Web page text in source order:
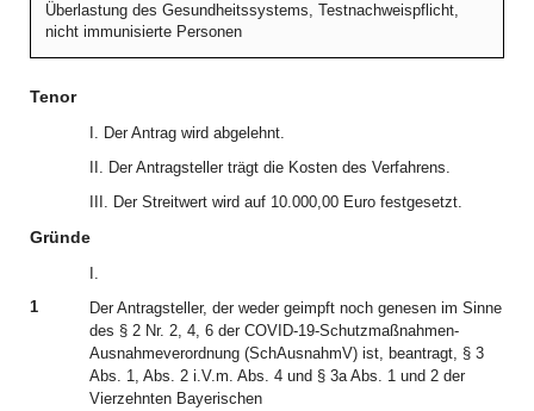
Überlastung des Gesundheitssystems, Testnachweispflicht,
nicht immunisierte Personen
Tenor
I. Der Antrag wird abgelehnt.
II. Der Antragsteller trägt die Kosten des Verfahrens.
III. Der Streitwert wird auf 10.000,00 Euro festgesetzt.
Gründe
I.
1
Der Antragsteller, der weder geimpft noch genesen im Sinne
des § 2 Nr. 2, 4, 6 der COVID-19-Schutzmaßnahmen-
Ausnahmeverordnung (SchAusnahmV) ist, beantragt, § 3
Abs. 1, Abs. 2 i.V.m. Abs. 4 und § 3a Abs. 1 und 2 der
Vierzehnten Bayerischen